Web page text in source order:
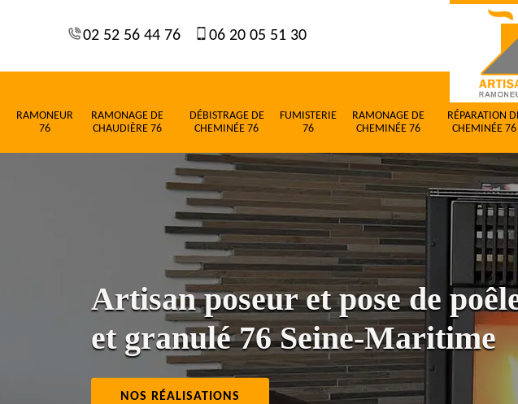
02 52 56 44 76 06 20 05 51 30
RAMONEUR
76
RAMONAGE DE
CHAUDIÈRE 76
DÉBISTRAGE DE
CHEMINÉE 76
FUMISTERIE
76
RAMONAGE DE
CHEMINÉE 76
RÉPARATION
CHEMINÉE 76
Artisan poseur et pose de
et granulé 76 Seine-Maritime
NOS RÉALISATIONS